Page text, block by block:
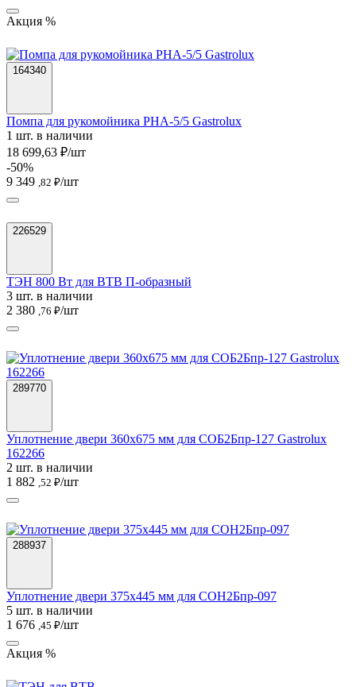
Акция %
164340
Помпа для рукомойника РНА-5/5 Gastrolux
1 шт. в наличии
18 699,63 ₽/шт
-50%
9 349 ,82 ₽/шт
226529
ТЭН 800 Вт для ВТВ П-образный
3 шт. в наличии
2 380 ,76 ₽/шт
289770
Уплотнение двери 360х675 мм для СОБ2Бпр-127 Gastrolux
162266
2 шт. в наличии
1 882 ,52 ₽/шт
288937
Уплотнение двери 375х445 мм для СОН2Бпр-097
5 шт. в наличии
1 676 ,45 ₽/шт
Акция %